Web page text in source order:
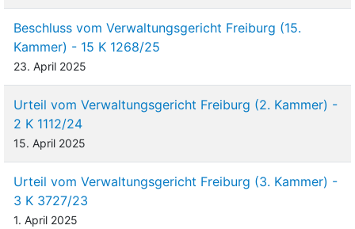
Beschluss vom Verwaltungsgericht Freiburg (15.
Kammer) - 15 K 1268/25
23. April 2025
Urteil vom Verwaltungsgericht Freiburg (2. Kammer) -
2 K 1112/24
15. April 2025
Urteil vom Verwaltungsgericht Freiburg (3. Kammer) -
3 K 3727/23
1. April 2025